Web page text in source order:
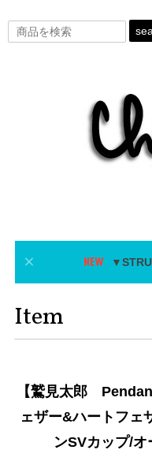
Item
【鷲見太郎
ェザー&ハートフェ
ンSVカップ/オ